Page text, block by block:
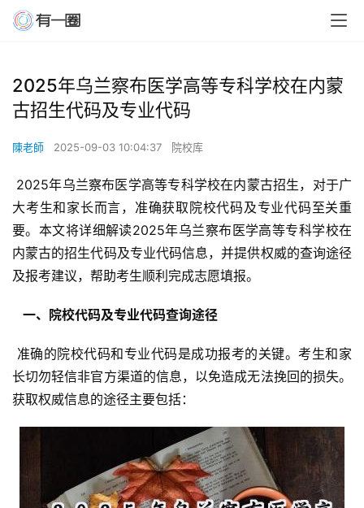
2025年乌兰察布医学高等专科学校在内蒙
古招生代码及专业代码
陳老師 2025-09-03 10:04:37 院校库
大考生和家长而言，准确获取院校代码及专业代码至关重
要。本文将详细解读2025年乌兰察布医学高等专科学校在
内蒙古的招生代码及专业代码信息，并提供权威的查询途径
及报考建议，帮助考生顺利完成志愿填报。
  一、院校代码及专业代码查询途径
长切勿轻信非官方渠道的信息，以免造成无法挽回的损失。
获取权威信息的途径主要包括：